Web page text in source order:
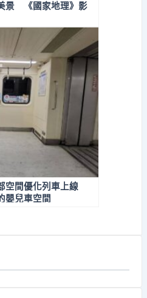
景 《國家地理》影
空間優化列車上線
嬰兒車空間